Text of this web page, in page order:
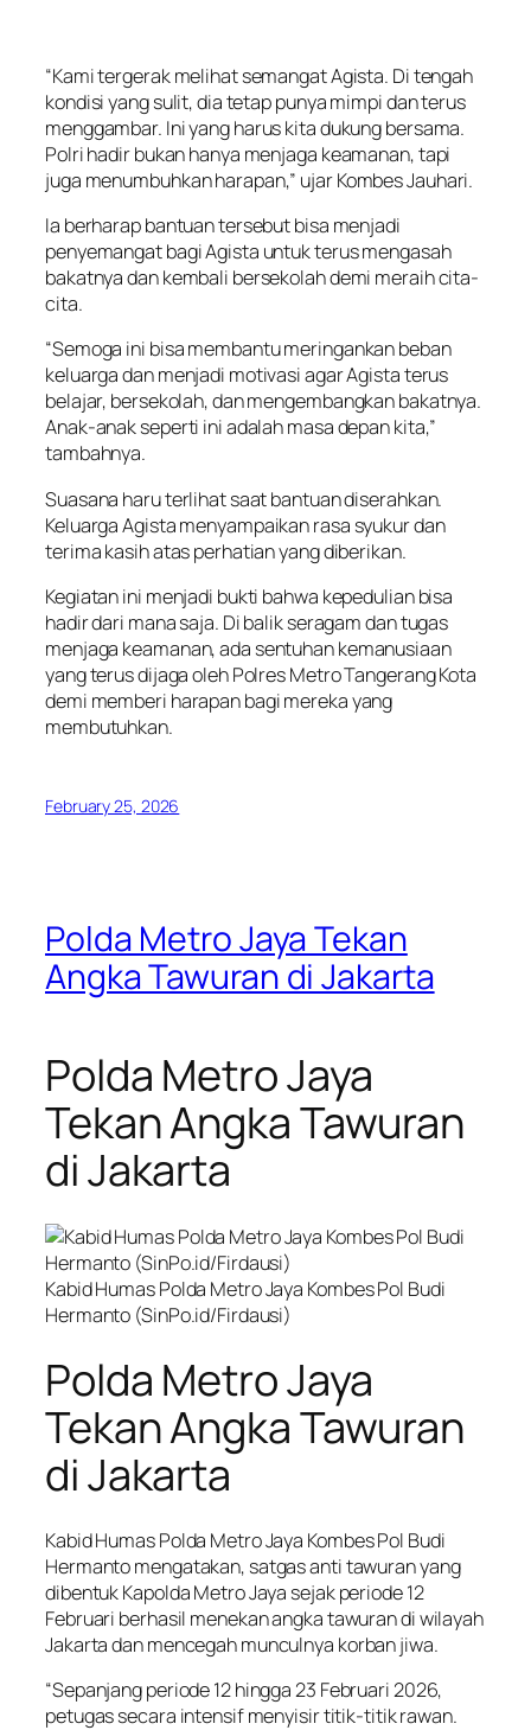
“Kami tergerak melihat semangat Agista. Di tengah
kondisi yang sulit, dia tetap punya mimpi dan terus
menggambar. Ini yang harus kita dukung bersama.
Polri hadir bukan hanya menjaga keamanan, tapi
juga menumbuhkan harapan,” ujar Kombes Jauhari.
Ia berharap bantuan tersebut bisa menjadi
penyemangat bagi Agista untuk terus mengasah
bakatnya dan kembali bersekolah demi meraih cita-
cita.
“Semoga ini bisa membantu meringankan beban
keluarga dan menjadi motivasi agar Agista terus
belajar, bersekolah, dan mengembangkan bakatnya.
Anak-anak seperti ini adalah masa depan kita,”
tambahnya.
Suasana haru terlihat saat bantuan diserahkan.
Keluarga Agista menyampaikan rasa syukur dan
terima kasih atas perhatian yang diberikan.
Kegiatan ini menjadi bukti bahwa kepedulian bisa
hadir dari mana saja. Di balik seragam dan tugas
menjaga keamanan, ada sentuhan kemanusiaan
yang terus dijaga oleh Polres Metro Tangerang Kota
demi memberi harapan bagi mereka yang
membutuhkan.
February 25, 2026
Polda Metro Jaya Tekan
Angka Tawuran di Jakarta
Polda Metro Jaya
Tekan Angka Tawuran
di Jakarta
Kabid Humas Polda Metro Jaya Kombes Pol Budi
Hermanto (SinPo.id/Firdausi)
Polda Metro Jaya
Tekan Angka Tawuran
di Jakarta
Kabid Humas Polda Metro Jaya Kombes Pol Budi
Hermanto mengatakan, satgas anti tawuran yang
dibentuk Kapolda Metro Jaya sejak periode 12
Februari berhasil menekan angka tawuran di wilayah
Jakarta dan mencegah munculnya korban jiwa.
“Sepanjang periode 12 hingga 23 Februari 2026,
petugas secara intensif menyisir titik-titik rawan.